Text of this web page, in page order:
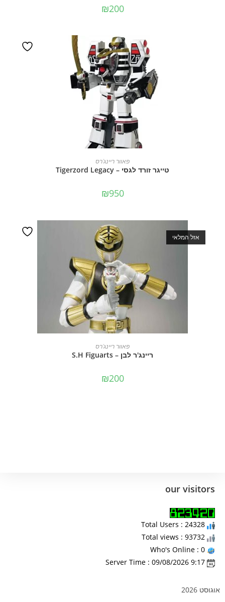
₪200
הוספה לסל
פאוור ריינג'רס
טייגר זורד לגסי – Tigerzord Legacy
₪950
אזל המלאי
מידע נוסף
פאוור ריינג'רס
ריינג'ר לבן – S.H Figuarts
₪200
our visitors
אוגוסט 2026